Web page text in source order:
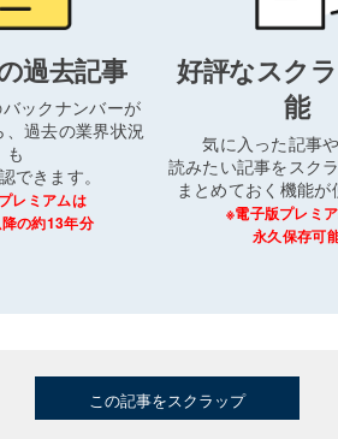
過去記事
ックナンバーが
、過去の業界状況
も
できます。
レミアムは
の約13年分
好評なスク
能
気に入った記事
読みたい記事をスクラ
まとめておく機能が
※電子版プレミ
永久保存可
この記事をスクラップ